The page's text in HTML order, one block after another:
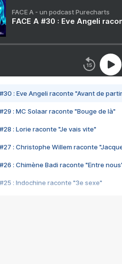
FACE A - un podcast Purecharts
FACE A #30 : Eve Angeli
#30 : Eve Angeli raconte "Avant de
#29 : MC Solaar raconte "Bouge de là"
#28 : Lorie raconte "Je vais vite"
#27 : Christophe Willem raconte
#26 : Chimène Badi raconte "Entre
#25 : Indochine raconte "3e sexe"